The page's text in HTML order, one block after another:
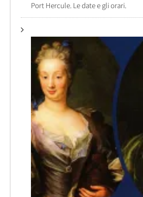
Port Hercule. Le date e gli orari.